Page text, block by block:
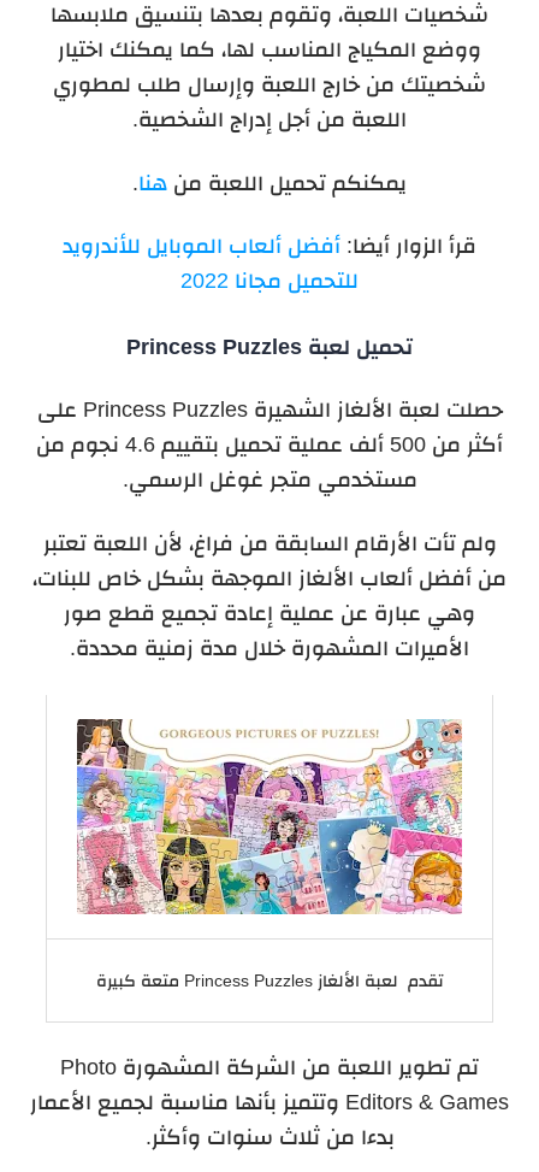
شخصيات اللعبة، وتقوم بعدها بتنسيق ملابسها
ووضع المكياج المناسب لها، كما يمكنك اختيار
شخصيتك من خارج اللعبة وإرسال طلب لمطوري
اللعبة من أجل إدراج الشخصية.
يمكنكم تحميل اللعبة من هنا.
قرأ الزوار أيضا: أفضل ألعاب الموبايل للأندرويد
للتحميل مجانا 2022
تحميل لعبة Princess Puzzles
حصلت لعبة الألغاز الشهيرة Princess Puzzles على
أكثر من 500 ألف عملية تحميل بتقييم 4.6 نجوم من
مستخدمي متجر غوغل الرسمي.
ولم تأت الأرقام السابقة من فراغ، لأن اللعبة تعتبر
من أفضل ألعاب الألغاز الموجهة بشكل خاص للبنات،
وهي عبارة عن عملية إعادة تجميع قطع صور
الأميرات المشهورة خلال مدة زمنية محددة.
تقدم لعبة الألغاز Princess Puzzles متعة كبيرة
تم تطوير اللعبة من الشركة المشهورة Photo
Editors & Games وتتميز بأنها مناسبة لجميع الأعمار
بدءا من ثلاث سنوات وأكثر.